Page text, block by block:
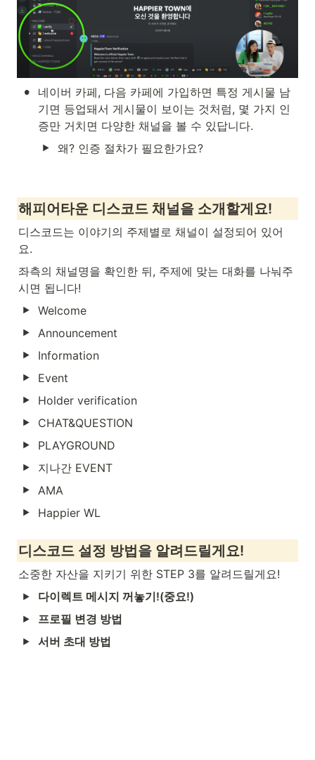
•
네이버 카페, 다음 카페에 가입하면 특정 게시물 남
기면 등업돼서 게시물이 보이는 것처럼, 몇 가지 인
증만 거치면 다양한 채널을 볼 수 있답니다.
왜? 인증 절차가 필요한가요?
해피어타운 디스코드 채널을 소개할게요!
디스코드는 이야기의 주제별로 채널이 설정되어 있어
요.
좌측의 채널명을 확인한 뒤, 주제에 맞는 대화를 나눠주
시면 됩니다!
Welcome
Announcement
Information
Event
Holder verification
CHAT&QUESTION
PLAYGROUND
지나간 EVENT
AMA
Happier WL
디스코드 설정 방법을 알려드릴게요!
소중한 자산을 지키기 위한 STEP 3를 알려드릴게요!
다이렉트 메시지 꺼놓기!(중요!)
프로필 변경 방법
서버 초대 방법